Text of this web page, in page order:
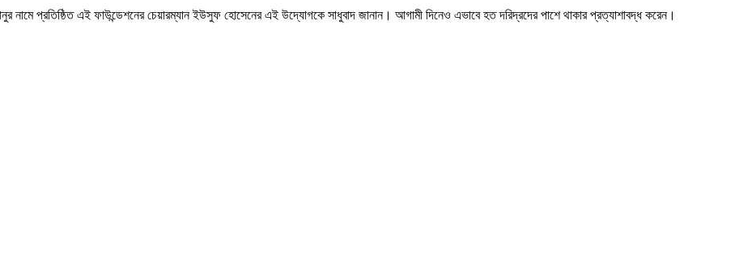
নামে প্রতিষ্ঠিত এই ফাউন্ডেশনের চেয়ারম্যান ইউসুফ হোসেনের এই উদ্যোগকে সাধুবাদ জানান। আগামী দিনেও এভাবে হত দরিদ্রদের পাশে থাকার প্রত্যাশাবদ্ধ করেন।